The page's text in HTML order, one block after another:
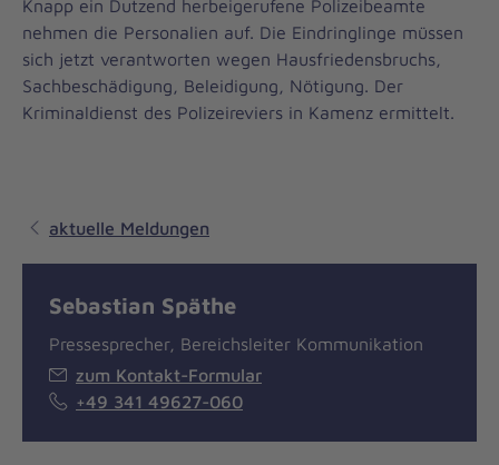
Knapp ein Dutzend herbeigerufene Polizeibeamte
nehmen die Personalien auf. Die Eindringlinge müssen
sich jetzt verantworten wegen Hausfriedensbruchs,
Sachbeschädigung, Beleidigung, Nötigung. Der
Kriminaldienst des Polizeireviers in Kamenz ermittelt.
aktuelle Meldungen
Sebastian Späthe
Pressesprecher, Bereichsleiter Kommunikation
zum Kontakt-Formular
+49 341 49627-060